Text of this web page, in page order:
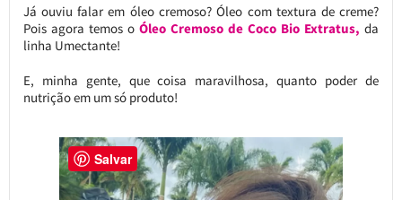
Já ouviu falar em óleo cremoso? Óleo com textura de creme?
Pois agora temos o Óleo Cremoso de Coco Bio Extratus,da
linha Umectante!
E, minha gente, que coisa maravilhosa, quanto poder de
nutrição em um só produto!
Salvar